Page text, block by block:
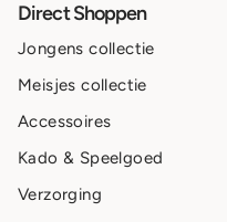
Direct Shoppen
Jongens collectie
Meisjes collectie
Accessoires
Kado & Speelgoed
Verzorging